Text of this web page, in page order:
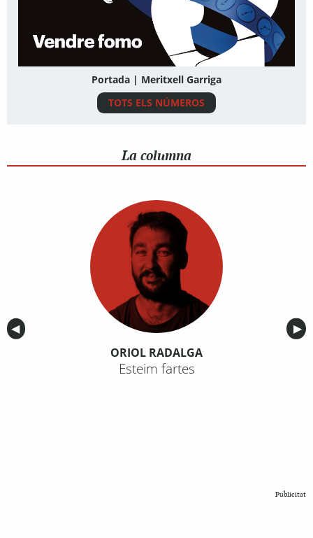
Portada | Meritxell Garriga
TOTS ELS NÚMEROS
La columna
Anterior
◀︎ ▶︎
ORIOL RADALGA
Esteim fartes
Publicitat